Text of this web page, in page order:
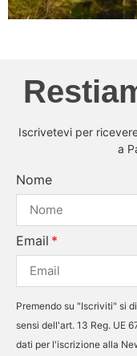
Iscrivetevi per
a
Nome
Email
Premendo su "Iscriviti" si
sensi dell'art. 13 Reg. UE
dati per l'iscrizione alla